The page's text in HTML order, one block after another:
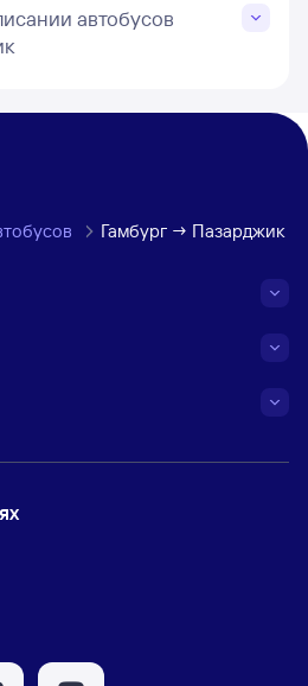
автобусов
Гамбург → Пазарджик